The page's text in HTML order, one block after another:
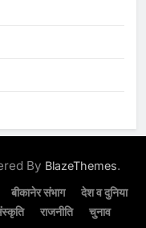
By BlazeThemes.
बीकानेर संभाग
देश व दुनिया
राजनीति चुनाव